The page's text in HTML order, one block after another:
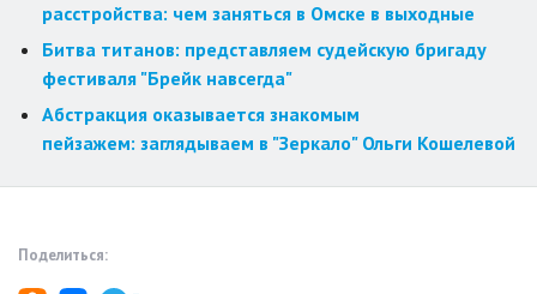
расстройства: чем заняться в Омске в выходные
Битва титанов: представляем судейскую бригаду
фестиваля "Брейк навсегда"
Абстракция оказывается знакомым
пейзажем: заглядываем в "Зеркало" Ольги Кошелевой
Поделиться: